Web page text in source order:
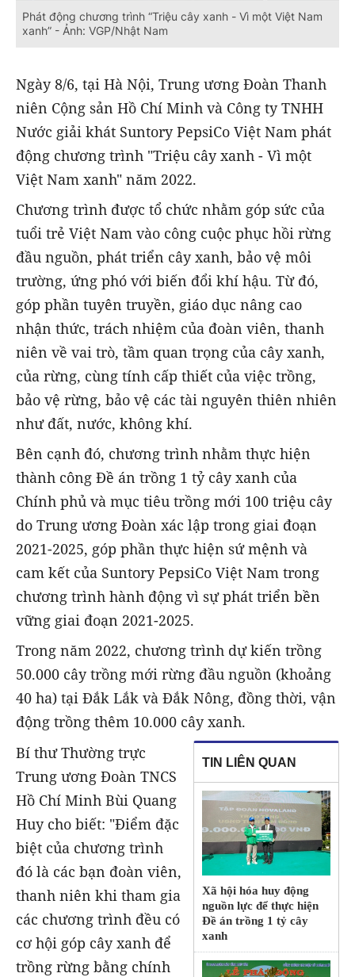
Phát động chương trình “Triệu cây xanh - Vì một Việt Nam
xanh” - Ảnh: VGP/Nhật Nam
Ngày 8/6, tại Hà Nội, Trung ương Đoàn Thanh
niên Cộng sản Hồ Chí Minh và Công ty TNHH
Nước giải khát Suntory PepsiCo Việt Nam phát
động chương trình "Triệu cây xanh - Vì một
Việt Nam xanh" năm 2022.
Chương trình được tổ chức nhằm góp sức của
tuổi trẻ Việt Nam vào công cuộc phục hồi rừng
đầu nguồn, phát triển cây xanh, bảo vệ môi
trường, ứng phó với biến đổi khí hậu. Từ đó,
góp phần tuyên truyền, giáo dục nâng cao
nhận thức, trách nhiệm của đoàn viên, thanh
niên về vai trò, tầm quan trọng của cây xanh,
của rừng, cùng tính cấp thiết của việc trồng,
bảo vệ rừng, bảo vệ các tài nguyên thiên nhiên
như đất, nước, không khí.
Bên cạnh đó, chương trình nhằm thực hiện
thành công Đề án trồng 1 tỷ cây xanh của
Chính phủ và mục tiêu trồng mới 100 triệu cây
do Trung ương Đoàn xác lập trong giai đoạn
2021-2025, góp phần thực hiện sứ mệnh và
cam kết của Suntory PepsiCo Việt Nam trong
chương trình hành động vì sự phát triển bền
vững giai đoạn 2021-2025.
Trong năm 2022, chương trình dự kiến trồng
50.000 cây trồng mới rừng đầu nguồn (khoảng
40 ha) tại Đắk Lắk và Đắk Nông, đồng thời, vận
động trồng thêm 10.000 cây xanh.
TIN LIÊN QUAN
Xã hội hóa huy động
nguồn lực để thực hiện
Đề án trồng 1 tỷ cây
xanh
Bí thư Thường trực
Trung ương Đoàn TNCS
Hồ Chí Minh Bùi Quang
Huy cho biết: "Điểm đặc
biệt của chương trình
đó là các bạn đoàn viên,
thanh niên khi tham gia
các chương trình đều có
cơ hội góp cây xanh để
trồng rừng bằng chính